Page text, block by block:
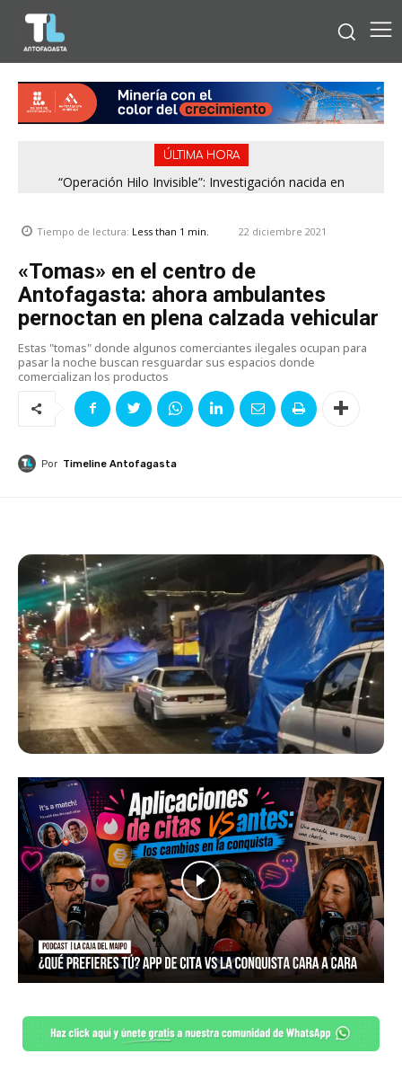
ÚLTIMA HORA
“Operación Hilo Invisible”: Investigación nacida en
Tiempo de lectura: Less than 1 min. 22 diciembre 2021
«Tomas» en el centro de
Antofagasta: ahora ambulantes
pernoctan en plena calzada vehicular
Estas "tomas" donde algunos comerciantes ilegales ocupan para
pasar la noche buscan resguardar sus espacios donde
comercializan los productos
Por Timeline Antofagasta